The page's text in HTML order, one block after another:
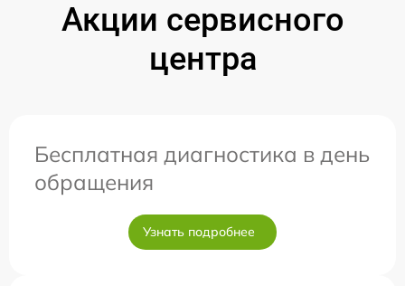
Акции сервисного
центра
Бесплатная диагностика в день
обращения
Узнать подробнее